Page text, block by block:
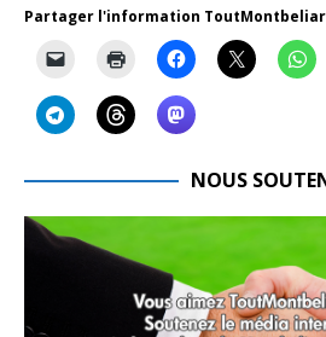
Partager l'information
NOUS